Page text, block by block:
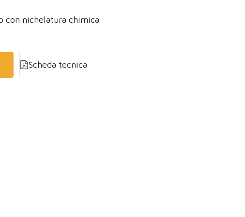
con nichelatura chimica
Scheda tecnica